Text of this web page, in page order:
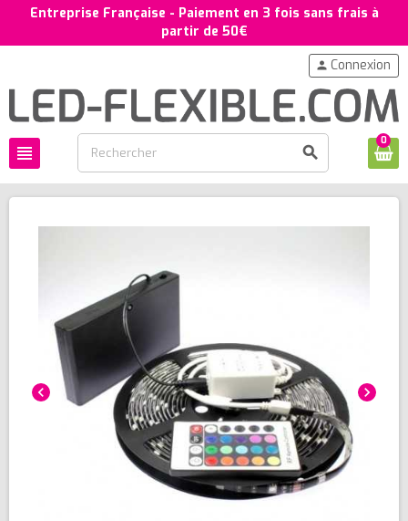
Entreprise Française - Paiement en 3 fois sans frais à
partir de 50€
view_headline search
person Connexion
0
chevron_left chevron_right